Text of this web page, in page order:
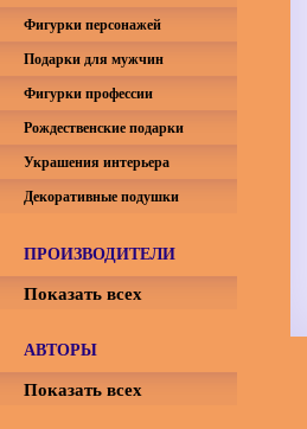
Фигурки персонажей
Подарки для мужчин
Фигурки профессии
Рождественские подарки
Украшения интерьера
Декоративные подушки
ПРОИЗВОДИТЕЛИ
Показать всех
АВТОРЫ
Показать всех